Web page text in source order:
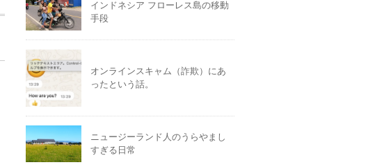
インドネシア フローレス島の移動
手段
オンラインスキャム（詐欺）にあ
ったという話。
ニュージーランド人のうらやまし
すぎる日常